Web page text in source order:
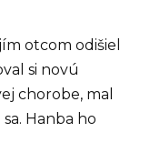
otcom odišiel
si novú
chorobe, mal
Hanba ho